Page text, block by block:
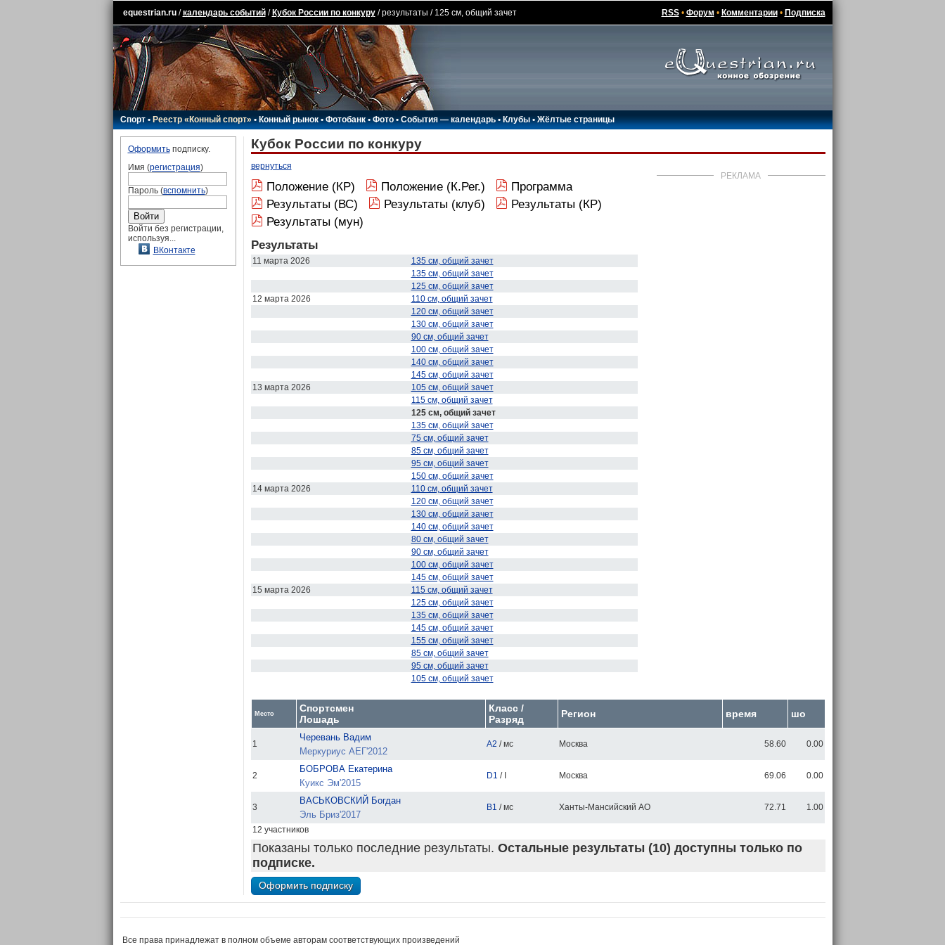
equestrian.ru/календарь событий/ Кубок России по конкуру/ результаты / 125 см, общий зачет RSS• Форум • Комментарии• Подписка
Спорт•Реестр «Конный спорт»•Конный рынок•Фотобанк •Фото•События — календарь•Клубы •Жёлтые страницы
Оформитьподписку.
Имя (регистрация)
Пароль (вспомнить)
Войти без регистрации,
используя...
ВКонтакте
Кубок России по конкуру
вернуться
РЕКЛАМА
Положение (КР) Положение (К.Рег.)
Программа
Результаты (ВС)
Результаты (клуб)
Результаты (КР)
Результаты (мун)
Результаты
11 марта 2026
135 см, общий зачет
135 см, общий зачет
125 см, общий зачет
12 марта 2026
110 см, общий зачет
120 см, общий зачет
130 см, общий зачет
90 см, общий зачет
100 см, общий зачет
140 см, общий зачет
145 см, общий зачет
13 марта 2026
105 см, общий зачет
115 см, общий зачет
125 см, общий зачет
135 см, общий зачет
75 см, общий зачет
85 см, общий зачет
95 см, общий зачет
150 см, общий зачет
14 марта 2026
110 см, общий зачет
120 см, общий зачет
130 см, общий зачет
140 см, общий зачет
80 см, общий зачет
90 см, общий зачет
100 см, общий зачет
145 см, общий зачет
15 марта 2026
115 см, общий зачет
125 см, общий зачет
135 см, общий зачет
145 см, общий зачет
155 см, общий зачет
85 см, общий зачет
95 см, общий зачет
105 см, общий зачет
Место
Спортсмен
Лошадь
Класс /
Разряд
Регион время шо
1
Черевань Вадим
Меркуриус АЕГ'2012
A2 / мс Москва 58.60 0.00
2
БОБРОВА Екатерина
Куикс Эм'2015
D1 / I Москва 69.06 0.00
3
ВАСЬКОВСКИЙ Богдан
Эль Бриз'2017
B1 / мс Ханты-Мансийский АО 72.71 1.00
12 участников
Показаны только последние результаты. Остальные результаты (10) доступны только по
подписке.
Все права принадлежат в полном объеме авторам соответствующих произведений